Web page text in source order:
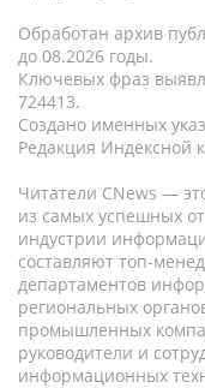
Обработан архив
до 08.2026 годы.
Ключевых фраз
724413.
Создано именных
Редакция Индексной
Читатели CNews —
из самых успешных
индустрии
составляют топ-
департаментов
региональных
промышленных
руководители и
информационных